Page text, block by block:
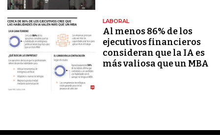
LABORAL
Al menos 86% de los
ejecutivos financieros
consideran que la IA es
más valiosa que un MBA